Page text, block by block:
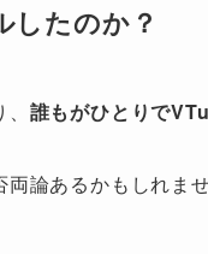
したのか？
誰もがひとりで
論あるかもしれま